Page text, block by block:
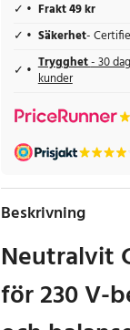
Frakt 49 kr
Säkerhet-
Trygghet- 30
kunder
Beskrivning
Neutralvit
för 230 V-